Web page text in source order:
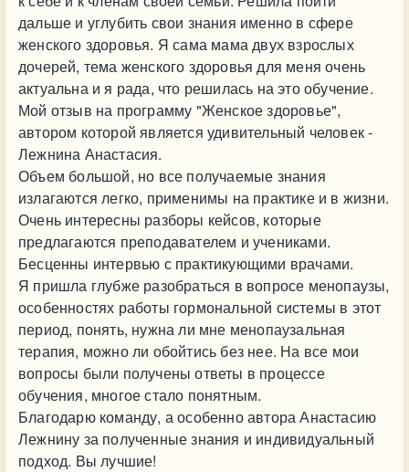
дальше и углубить свои знания именно в сфере
женского здоровья. Я сама мама двух взрослых
дочерей, тема женского здоровья для меня очень
актуальна и я рада, что решилась на это обучение.
Мой отзыв на программу "Женское здоровье",
автором которой является удивительный человек -
Лежнина Анастасия.
Объем большой, но все получаемые знания
излагаются легко, применимы на практике и в жизни.
Очень интересны разборы кейсов, которые
предлагаются преподавателем и учениками.
Бесценны интервью с практикующими врачами.
Я пришла глубже разобраться в вопросе менопаузы,
особенностях работы гормональной системы в этот
период, понять, нужна ли мне менопаузальная
терапия, можно ли обойтись без нее. На все мои
вопросы были получены ответы в процессе
обучения, многое стало понятным.
Благодарю команду, а особенно автора Анастасию
Лежнину за полученные знания и индивидуальный
подход. Вы лучшие!